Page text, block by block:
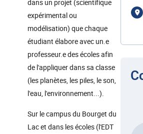
dans un projet (scientifique
expérimental ou
modélisation) que chaque
étudiant élabore avec un.e
professeur.e des écoles afin
de l'appliquer dans sa classe
(les planètes, les piles, le son,
l'eau, l'environnement...).
Sur le campus du Bourget du
Lac et dans les écoles (l'EDT